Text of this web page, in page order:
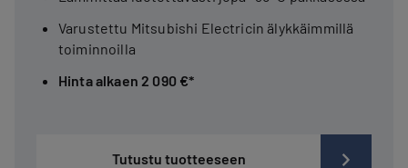
Varustettu Mitsubishi Electricin älykkäimmillä
toiminnoilla
Hinta alkaen 2 090 €*
Tutustu tuotteeseen